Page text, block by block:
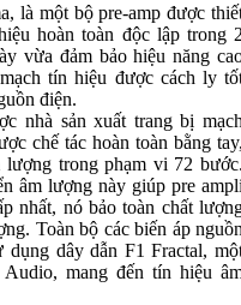
là một bộ pre-amp được
hoàn toàn độc lập trong
vừa đảm bảo hiệu năng
tín hiệu được cách ly
điện.
nhà sản xuất trang bị
chế tác hoàn toàn bằng
trong phạm vi 72
âm lượng này giúp pre
nhất, nó bảo toàn chất
Toàn bộ các biến áp
dụng dây dẫn F1 Fractal,
mang đến tín hiệu